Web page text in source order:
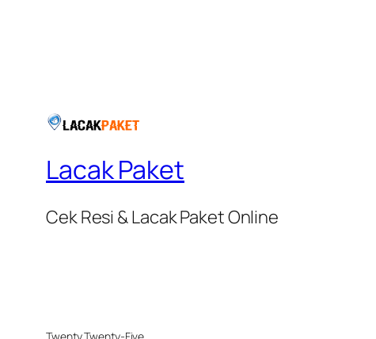
Lacak Paket
Cek Resi & Lacak Paket Online